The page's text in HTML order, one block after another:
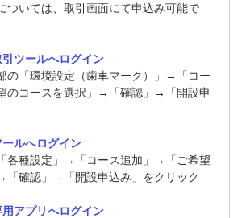
ついては、取引画面にて申込み可能で
ツールへログイン
の「環境設定（歯車マーク）」→「コー
のコースを選択」→「確認」→「開設申
ルへログイン
各種設定」→「コース追加」→「ご希望
「確認」→「開設申込み」をクリック
アプリへログイン